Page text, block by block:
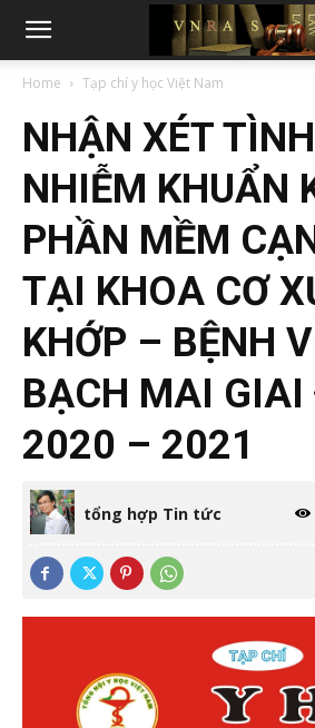
Home Tạp chí y học Việt Nam
NHẬN XÉT
NHIỄM KHUẨN
PHẦN MỀM
TẠI KHOA CƠ
KHỚP – BỆNH
BẠCH MAI
2020 – 2021
tổng hợp Tin tức